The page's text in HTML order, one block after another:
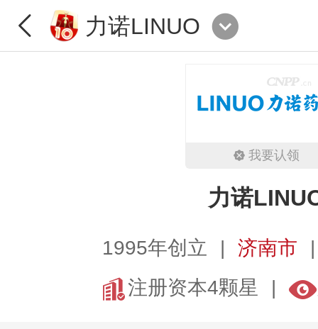
力诺LINUO
我要认领
力诺
1995年创立
济南市
注册资本4颗星